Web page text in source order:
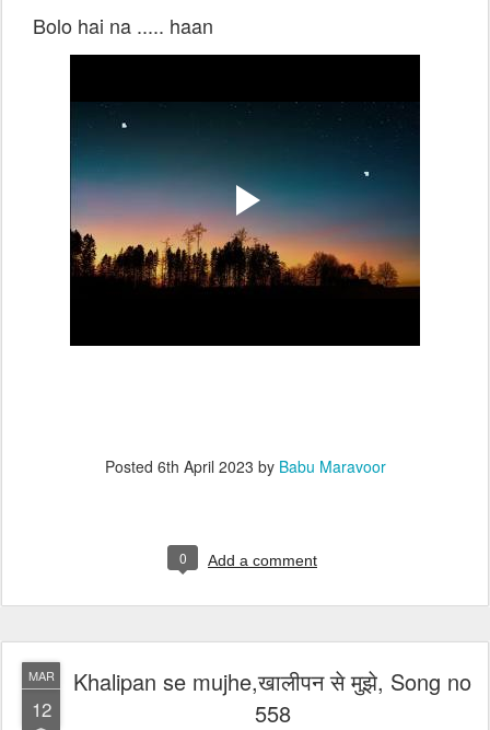
Bolo hai na ..... haan
Posted 6th April 2023 by Babu Maravoor
0 Add a comment
MAR
12
Khalipan se mujhe,खालीपन से मुझे, Song no
558